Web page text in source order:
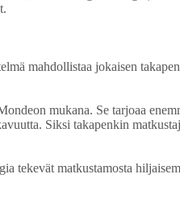
mahdollistaa jokaisen
mukana. Se tarjoaa
Siksi takapenkin
tekevät matkustamosta